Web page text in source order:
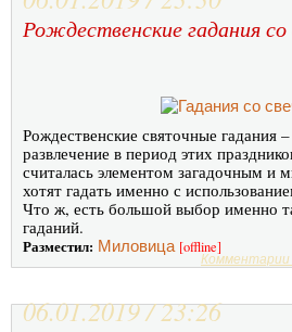
Рождественские гадания со
Рождественские святочные гадания
развлечение в период этих
считалась элементом загадочным и
хотят гадать именно с
Что ж, есть большой выбор именно
гаданий.
Разместил: Миловица [offline]
Комментарии
06.01.2019 / 23:26